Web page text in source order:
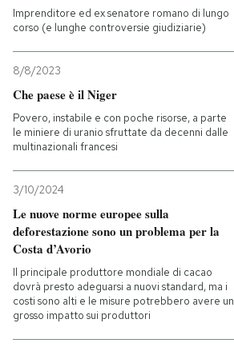
Imprenditore ed ex senatore romano di lungo
corso (e lunghe controversie giudiziarie)
8/8/2023
Che paese è il Niger
Povero, instabile e con poche risorse, a parte
le miniere di uranio sfruttate da decenni dalle
multinazionali francesi
3/10/2024
Le nuove norme europee sulla
deforestazione sono un problema per la
Costa d’Avorio
Il principale produttore mondiale di cacao
dovrà presto adeguarsi a nuovi standard, ma i
costi sono alti e le misure potrebbero avere un
grosso impatto sui produttori